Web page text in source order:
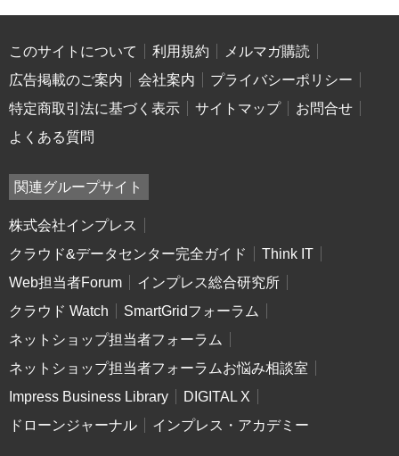
このサイトについて 利用規約
メルマガ購読
広告掲載のご案内
会社案内
プライバシーポリシー
特定商取引法に基づく表示
サイトマップ
お問合せ
よくある質問
関連グループサイト
株式会社インプレス
クラウド&データセンター完全ガイド
Think IT
Web担当者Forum
インプレス総合研究所
クラウド Watch
SmartGridフォーラム
ネットショップ担当者フォーラム
ネットショップ担当者フォーラムお悩み相談室
Impress Business Library
DIGITAL X
ドローンジャーナル
インプレス・アカデミー